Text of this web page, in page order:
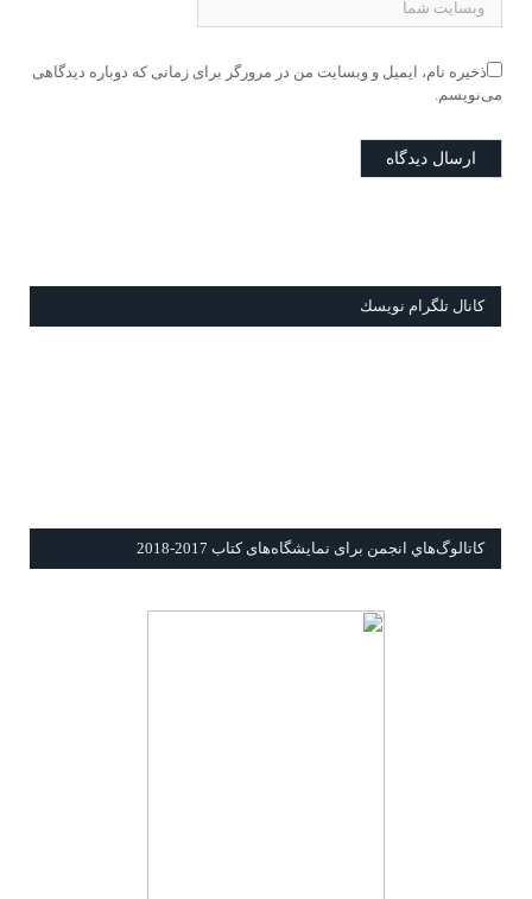
ذخیره نام، ایمیل و وبسایت من در مرورگر برای زمانی که دوباره دیدگاهی
می‌نویسم.
كانال تلگرام نويسك
كاتالوگ‌هاي انجمن برای نمايشگاه‌های كتاب 2017-2018